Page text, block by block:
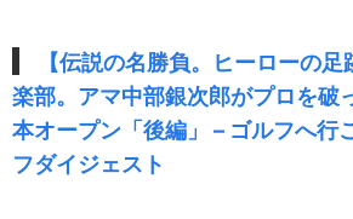
【伝説の名勝負。ヒーローの
楽部。アマ中部銀次郎がプロを破
本オープン「後編」 – ゴルフへ行
フダイジェスト